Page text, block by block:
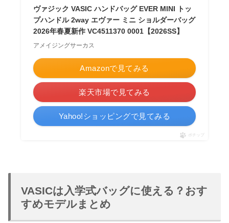
ヴァジック VASIC ハンドバッグ EVER MINI トッ
プハンドル 2way エヴァー ミニ ショルダーバッグ
2026年春夏新作 VC4511370 0001【2026SS】
アメイジングサーカス
Amazonで見てみる
楽天市場で見てみる
Yahoo!ショッピングで見てみる
ポチップ
VASICは入学式バッグに使える？おす
すめモデルまとめ